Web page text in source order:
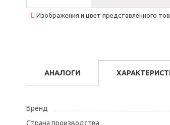
Изображения и цвет представленного
АНАЛОГИ
Бренд
Страна производства